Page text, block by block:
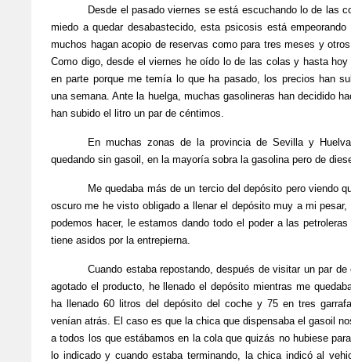
Desde el pasado viernes se está escuchando lo de las
miedo a quedar desabastecido, esta psicosis está
muchos hagan acopio de reservas como para tres meses y
Como digo, desde el viernes he oído lo de las colas y hasta
en parte porque me temía lo que ha pasado, los precios han
una semana. Ante la huelga, muchas gasolineras han decidido
han subido el litro un par de céntimos.
En muchas zonas de la provincia de Sevilla y
quedando sin gasoil, en la mayoría sobra la gasolina pero de
Me quedaba más de un tercio del depósito pero viendo
oscuro me he visto obligado a llenar el depósito muy a mi
podemos hacer, le estamos dando todo el poder a las
tiene asidos por la entrepierna.
Cuando estaba repostando, después de visitar un par
agotado el producto, he llenado el depósito mientras me
ha llenado 60 litros del depósito del coche y 75 en tres
venían atrás. El caso es que la chica que dispensaba el gasoil
a todos los que estábamos en la cola que quizás no hubiese
lo indicado y cuando estaba terminando, la chica indicó al